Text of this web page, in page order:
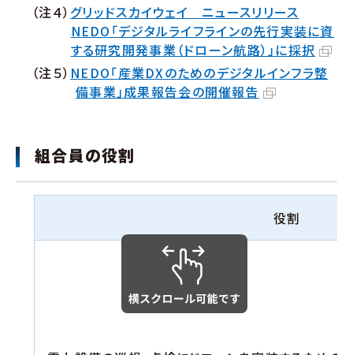
（注４） グリッドスカイウェイ ニュースリリース
NEDO「デジタルライフラインの先行実装に資
する研究開発事業（ドローン航路）」に採択
（注５） NEDO「産業DXのためのデジタルインフラ整
備事業」成果報告会の開催報告
組合員の役割
役割